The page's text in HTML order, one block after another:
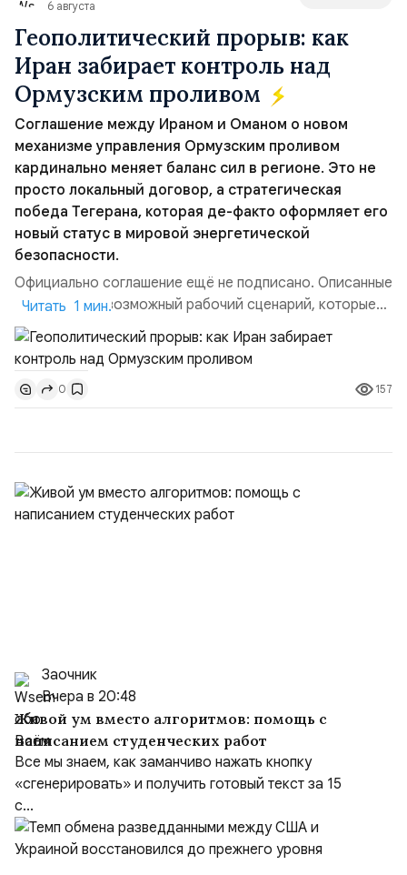
6 августа
Геополитический прорыв: как
Иран забирает контроль над
Ормузским проливом
Соглашение между Ираном и Оманом о новом
механизме управления Ормузским проливом
кардинально меняет баланс сил в регионе. Это не
просто локальный договор, а стратегическая
победа Тегерана, которая де-факто оформляет его
новый статус в мировой энергетической
безопасности.
Официально соглашение ещё не подписано. Описанные
пункты — это возможный рабочий сценарий, которые
скорее всего будут реализованы.Разбираем ключевые
тезисы и последствия этого соглашения:. 1. Новые
доли контроля (75 на 25). Было: Ранее Иран и Оман
контролировали пролив на паритетных началах —
50/50. Стало: Новое соглашение закрепляет за
Читать 1 мин.
0 157
Заочник
Вчера в 20:48
Живой ум вместо алгоритмов: помощь с
написанием студенческих работ
Все мы знаем, как заманчиво нажать кнопку
«сгенерировать» и получить готовый текст за 15
с...